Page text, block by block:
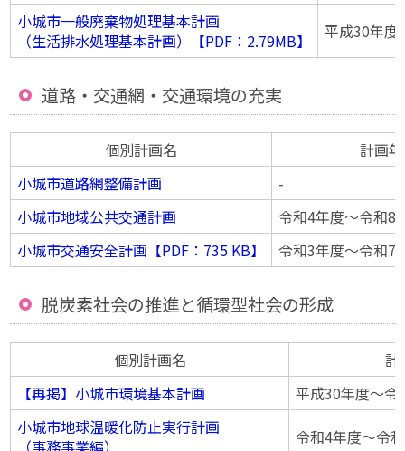
小城市一般廃棄物処理基本計画
（生活排水処理基本計画）【PDF：2.79MB】
平成30年度
道路・交通網・交通環境の充実
個別計画名
計画
小城市道路網整備計画
-
小城市地域公共交通計画
令和4年度〜令和8
小城市交通安全計画【PDF：735 KB】
令和3年度〜令和7
脱炭素社会の推進と循環型社会の形成
個別計画名
計
【再掲】小城市環境基本計画
平成30年度〜令
小城市地球温暖化防止実行計画
（事務事業編）
令和4年度〜令